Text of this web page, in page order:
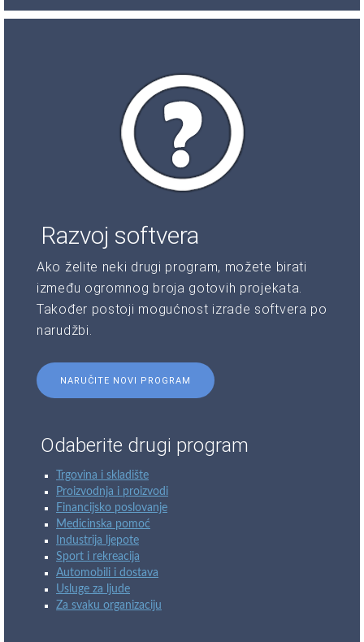
Razvoj softvera
Ako želite neki drugi program, možete birati
između ogromnog broja gotovih projekata.
Također postoji mogućnost izrade softvera po
narudžbi.
NARUČITE NOVI PROGRAM
Odaberite drugi program
Trgovina i skladište
Proizvodnja i proizvodi
Financijsko poslovanje
Medicinska pomoć
Industrija ljepote
Sport i rekreacija
Automobili i dostava
Usluge za ljude
Za svaku organizaciju